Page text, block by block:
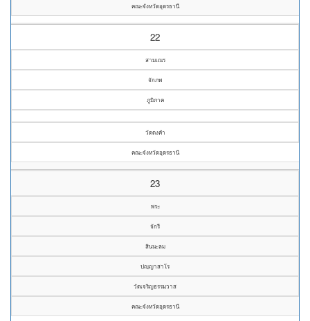
คณะจังหวัดอุดรธานี
22
สามเณร
จักภพ
ภูมิภาค
วัดดงคำ
คณะจังหวัดอุดรธานี
23
พระ
จักรี
สินนะลม
ปญฺญาสาโร
วัดเจริญธรรมวาส
คณะจังหวัดอุดรธานี